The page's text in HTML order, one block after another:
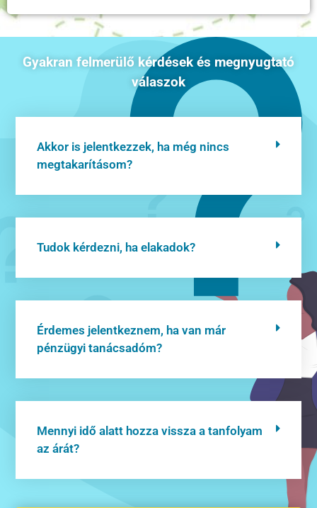
Gyakran felmerülő kérdések és megnyugtató
válaszok
Akkor is jelentkezzek, ha még nincs
megtakarításom?
Tudok kérdezni, ha elakadok?
Érdemes jelentkeznem, ha van már
pénzügyi tanácsadóm?
Mennyi idő alatt hozza vissza a tanfolyam
az árát?